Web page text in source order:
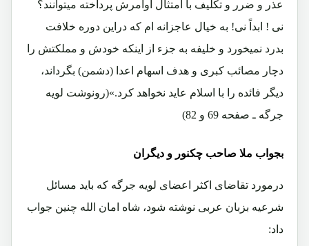
عذر و ضرر و تکلیف با امتثال اوامرش پرداخته میتوانند؟
نی ! ابداً نی! به خیال عاجزانه ام که دراین دوره خلافت
بدرد نمیخورد و خلیفه به جزء از اینکه خودش و مملکتش را
دچار مصائب کبری و هدف اسهام اعدا (دشمن) بگرداند،
دیگر فائده را با اسلام عاید نخواهد کرد.»(رونوشت لویه
جرگه ـ صفحه 69 و 82)
بجواب ملا صاحب چکنور و دیگران
درمورد تقاضای اکثر اعضای لویه جرگه که باید مسائل
شرعیه بزبان عربی نوشته شود، شاه امان الله چنین جواب
داد: